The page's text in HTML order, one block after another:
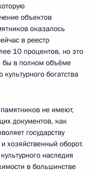
объектов
оказалось
в реестр
10 процентов, но это
бы в полном объёме
богатства
не имеют,
документов, как
государству
хозяйственный оборот.
наследия
в большинстве